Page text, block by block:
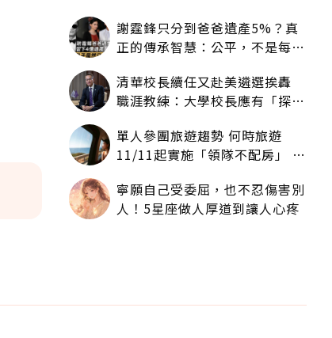
謝霆鋒只分到爸爸遺產5%？真
正的傳承智慧：公平，不是每個
清華校長續任又赴美遴選挨轟
職涯教練：大學校長應有「探
單人參團旅遊趨勢 何時旅遊
11/11起實施「領隊不配房」 落
寧願自己受委屈，也不忍傷害別
人！5星座做人厚道到讓人心疼